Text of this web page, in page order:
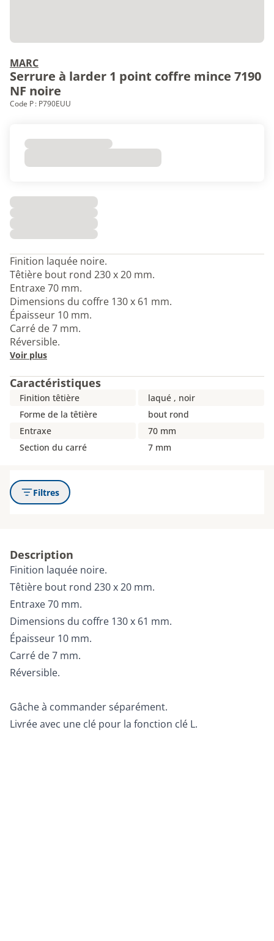
MARC
Serrure à larder 1 point coffre mince 7190
NF noire
Code P : P790EUU
Finition laquée noire.
Têtière bout rond 230 x 20 mm.
Entraxe 70 mm.
Dimensions du coffre 130 x 61 mm.
Épaisseur 10 mm.
Carré de 7 mm.
Réversible.
Voir plus
Caractéristiques
Finition têtière
laqué , noir
Forme de la têtière
bout rond
Entraxe
70 mm
Section du carré
7 mm
Filtres
Description
Finition laquée noire.
Têtière bout rond 230 x 20 mm.
Entraxe 70 mm.
Dimensions du coffre 130 x 61 mm.
Épaisseur 10 mm.
Carré de 7 mm.
Réversible.
Gâche à commander séparément.
Livrée avec une clé pour la fonction clé L.